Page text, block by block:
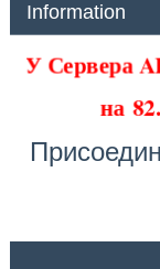
Information
У Сервера
на